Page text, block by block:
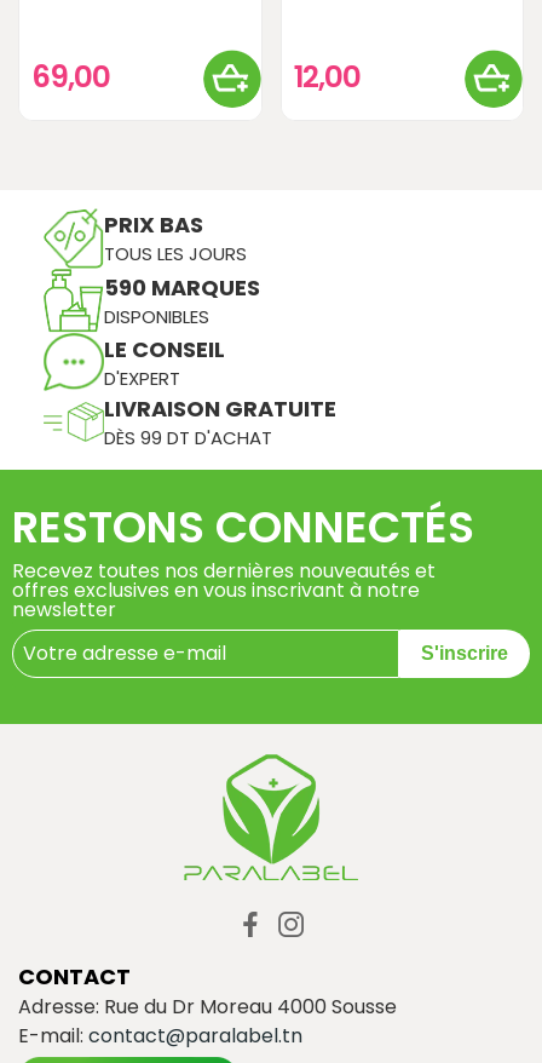
69,00 12,00
PRIX BAS
TOUS LES JOURS
590 MARQUES
DISPONIBLES
LE CONSEIL
D'EXPERT
LIVRAISON GRATUITE
DÈS 99 DT D'ACHAT
RESTONS CONNECTÉS
Recevez toutes nos dernières nouveautés et
offres exclusives en vous inscrivant à notre
newsletter
S'inscrire
CONTACT
Adresse: Rue du Dr Moreau 4000 Sousse
E-mail: contact@paralabel.tn